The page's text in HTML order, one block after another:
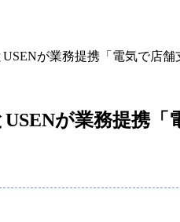
USENが業務提携「電気で店
が業務提携